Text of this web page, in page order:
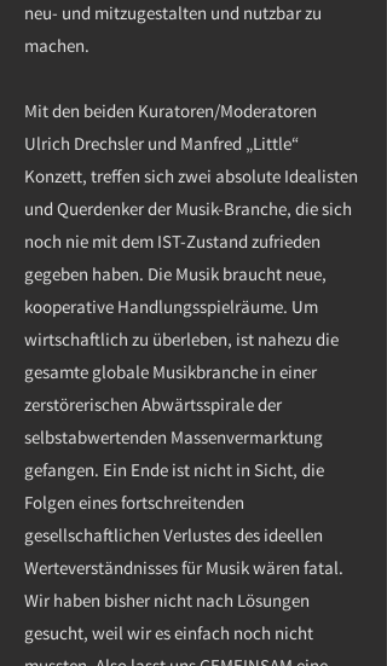
neu- und mitzugestalten und nutzbar zu
machen.
Mit den beiden Kuratoren/Moderatoren
Ulrich Drechsler und Manfred „Little“
Konzett, treffen sich zwei absolute Idealisten
und Querdenker der Musik-Branche, die sich
noch nie mit dem IST-Zustand zufrieden
gegeben haben. Die Musik braucht neue,
kooperative Handlungsspielräume. Um
wirtschaftlich zu überleben, ist nahezu die
gesamte globale Musikbranche in einer
zerstörerischen Abwärtsspirale der
selbstabwertenden Massenvermarktung
gefangen. Ein Ende ist nicht in Sicht, die
Folgen eines fortschreitenden
gesellschaftlichen Verlustes des ideellen
Werteverständnisses für Musik wären fatal.
Wir haben bisher nicht nach Lösungen
gesucht, weil wir es einfach noch nicht